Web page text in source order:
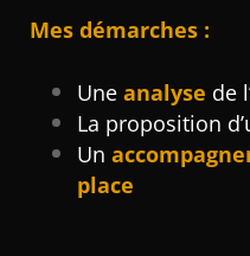
Mes démarches :
Une analyse de
La proposition
Un
place